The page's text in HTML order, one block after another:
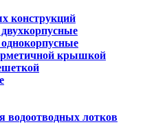
конструкций
крышкой
водоотводных лотков